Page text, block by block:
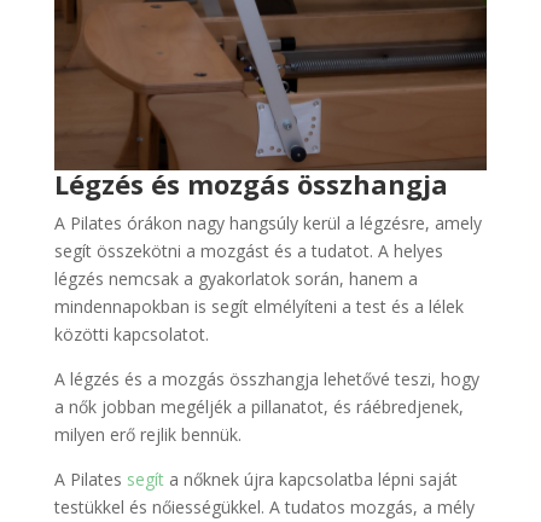
Légzés és mozgás összhangja
A Pilates órákon nagy hangsúly kerül a légzésre, amely
segít összekötni a mozgást és a tudatot. A helyes
légzés nemcsak a gyakorlatok során, hanem a
mindennapokban is segít elmélyíteni a test és a lélek
közötti kapcsolatot.
A légzés és a mozgás összhangja lehetővé teszi, hogy
a nők jobban megéljék a pillanatot, és ráébredjenek,
milyen erő rejlik bennük.
A Pilates segíta nőknek újra kapcsolatba lépni saját
testükkel és nőiességükkel. A tudatos mozgás, a mély